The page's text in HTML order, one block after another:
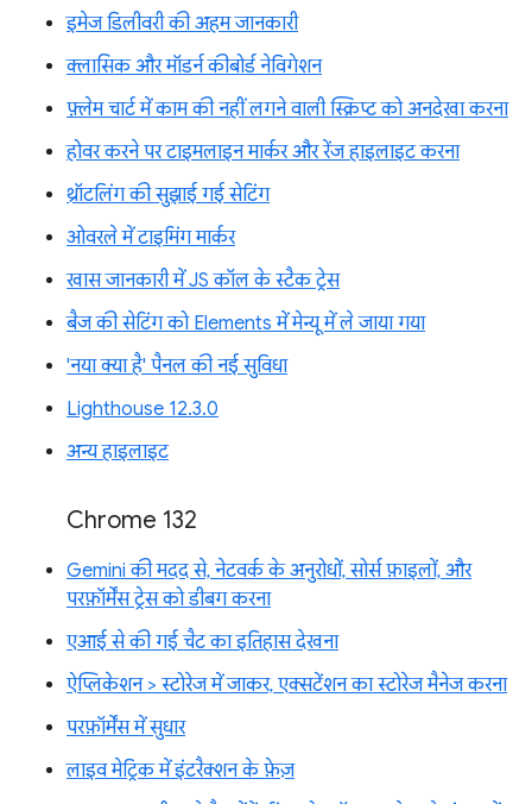
इमेज डिलीवरी की अहम जानकारी
क्लासिक और मॉडर्न कीबोर्ड नेविगेशन
फ़्लेम चार्ट में काम की नहीं लगने वाली स्क्रिप्ट को अनदेखा करना
होवर करने पर टाइमलाइन मार्कर और रेंज हाइलाइट करना
थ्रॉटलिंग की सुझाई गई सेटिंग
ओवरले में टाइमिंग मार्कर
खास जानकारी में JS कॉल के स्टैक ट्रेस
बैज की सेटिंग को Elements में मेन्यू में ले जाया गया
'नया क्या है' पैनल की नई सुविधा
Lighthouse 12.3.0
अन्य हाइलाइट
Chrome 132
Gemini की मदद से, नेटवर्क के अनुरोधों, सोर्स फ़ाइलों, और
परफ़ॉर्मेंस ट्रेस को डीबग करना
एआई से की गई चैट का इतिहास देखना
ऐप्लिकेशन > स्टोरेज में जाकर, एक्सटेंशन का स्टोरेज मैनेज करना
परफ़ॉर्मेंस में सुधार
लाइव मेट्रिक में इंटरैक्शन के फ़ेज़